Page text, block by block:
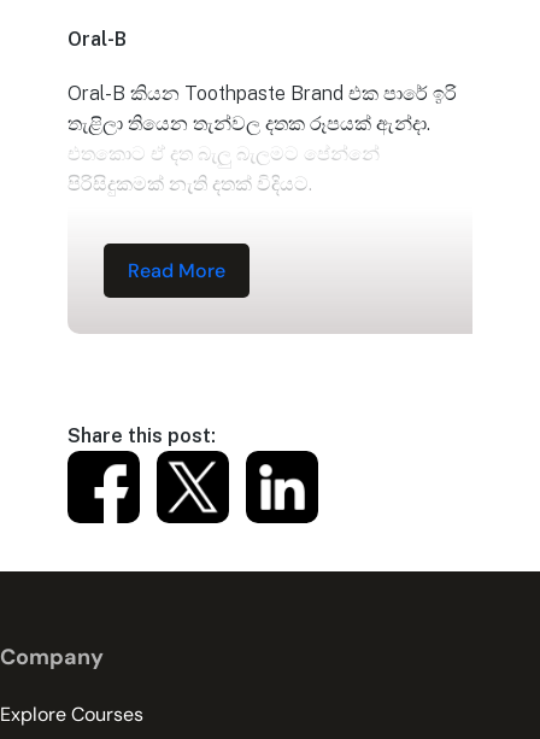
Oral-B
Oral-B කියන Toothpaste Brand එක පාරේ ඉරි
තැළිලා තියෙන තැන්වල දතක රූපයක් ඇන්දා.
එතකොට ඒ දත බැලු බැලමට පේන්නේ
පිරිසිදුකමක් නැති දතක් විදියට.
Read More
Share this post:
Company
Explore Courses